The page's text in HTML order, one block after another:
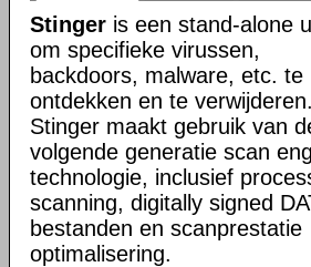
Stinger is een stand-alone
om specifieke virussen,
backdoors, malware, etc. te
ontdekken en te verwijderen.
Stinger maakt gebruik van
volgende generatie scan
technologie, inclusief
scanning, digitally signed
bestanden en scanprestatie
optimalisering.